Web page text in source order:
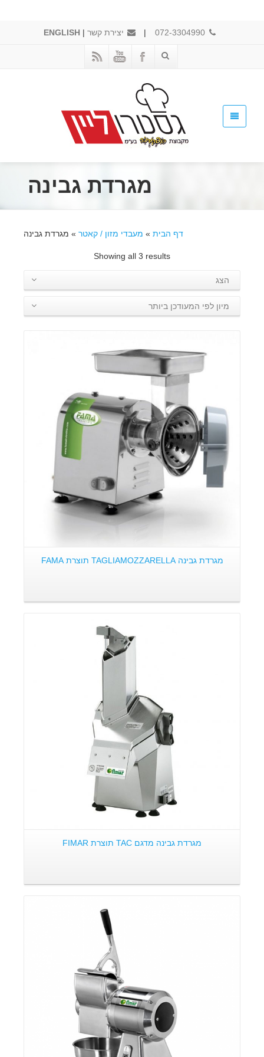
072-3304990
| יצירת קשר |
ENGLISH
מגרדת גבינה
דף הבית » מעבדי מזון / קאטר » מגרדת גבינה
Showing all 3 results
הצג
מיון לפי המעודכן ביותר
מגרדת גבינה TAGLIAMOZZARELLA תוצרת FAMA
מגרדת גבינה מדגם TAC תוצרת FIMAR